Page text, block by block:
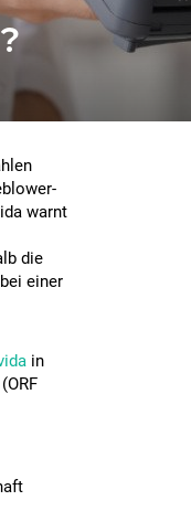
warnt
die
einer
in
(ORF